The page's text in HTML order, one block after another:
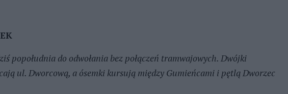
popołudnia do odwołania bez połączeń tramwajowych. Dwójki
ul. Dworcową, a ósemki kursują między Gumieńcami i pętlą Dworzec